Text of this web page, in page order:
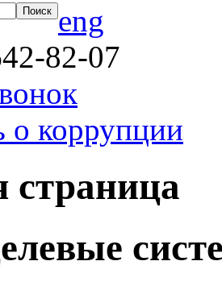
eng
82-07
коррупции
страница